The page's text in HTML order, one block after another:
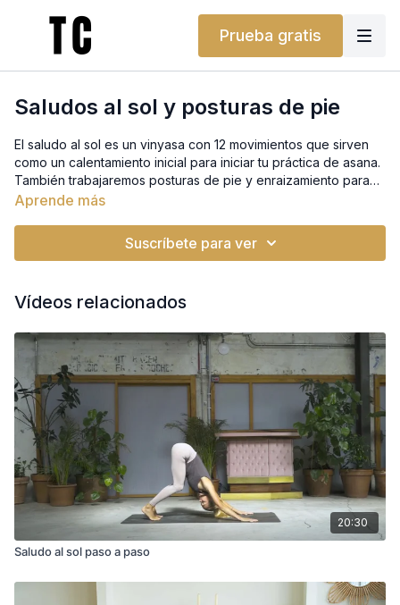
Prueba gratis
Saludos al sol y posturas de pie
El saludo al sol es un vinyasa con 12 movimientos que sirven
como un calentamiento inicial para iniciar tu práctica de asana.
También trabajaremos posturas de pie y enraizamiento para
trabajar tu balance.
Aprende más
Suscríbete para ver
Vídeos relacionados
20:30
Saludo al sol paso a paso